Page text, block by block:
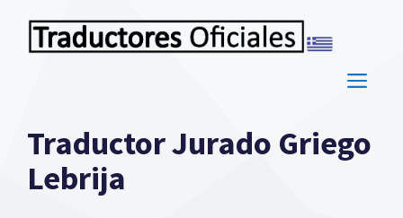
Traductor Jurado Griego
Lebrija